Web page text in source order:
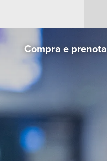
Compra e prenota